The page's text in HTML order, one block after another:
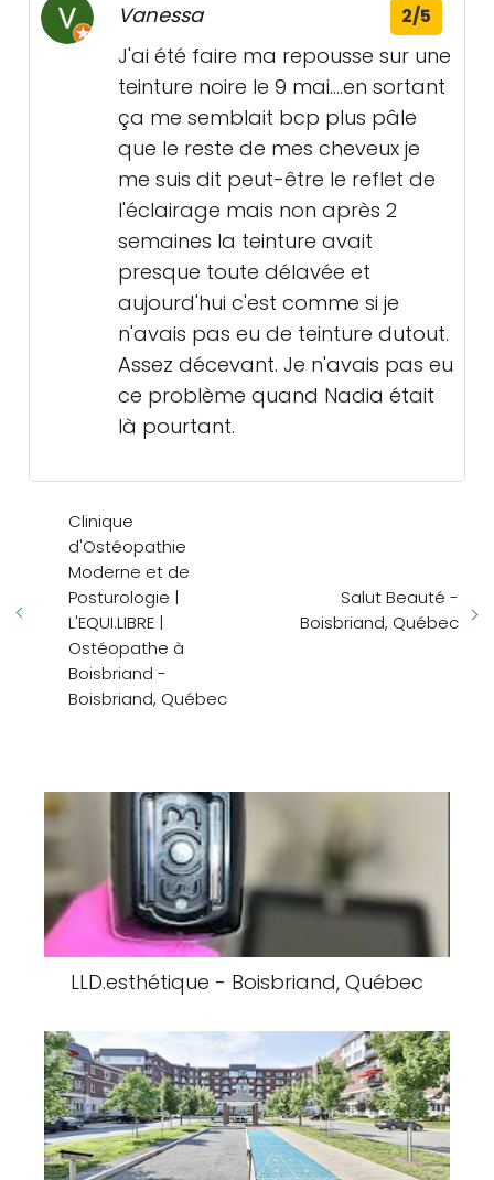
Vanessa 2/5
J'ai été faire ma repousse sur une
teinture noire le 9 mai....en sortant
ça me semblait bcp plus pâle
que le reste de mes cheveux je
me suis dit peut-être le reflet de
l'éclairage mais non après 2
semaines la teinture avait
presque toute délavée et
aujourd'hui c'est comme si je
n'avais pas eu de teinture dutout.
Assez décevant. Je n'avais pas eu
ce problème quand Nadia était
là pourtant.
Clinique
d'Ostéopathie
Moderne et de
Posturologie |
L'EQUI.LIBRE |
Ostéopathe à
Boisbriand -
Boisbriand, Québec
Salut Beauté -
Boisbriand, Québec
LLD.esthétique - Boisbriand, Québec